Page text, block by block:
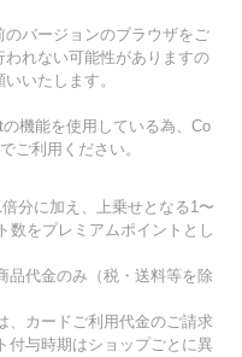
バージョンのブラウザをご
れない可能性がありますの
いたします。
機能を使用している為、Co
ご利用ください。
分に加え、上乗せとなる1〜
数をプレミアムポイントとし
品代金のみ（税・送料等を除
、カードご利用代金のご請求
付与時期はショップごとに異